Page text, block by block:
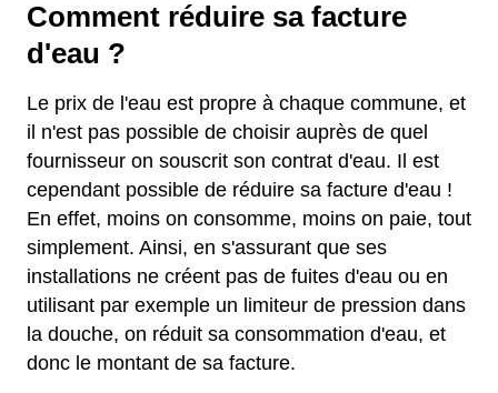
Comment réduire sa facture
d'eau ?
Le prix de l'eau est propre à chaque commune, et
il n'est pas possible de choisir auprès de quel
fournisseur on souscrit son contrat d'eau. Il est
cependant possible de réduire sa facture d'eau !
En effet, moins on consomme, moins on paie, tout
simplement. Ainsi, en s'assurant que ses
installations ne créent pas de fuites d'eau ou en
utilisant par exemple un limiteur de pression dans
la douche, on réduit sa consommation d'eau, et
donc le montant de sa facture.